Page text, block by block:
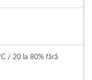
/ 20 la 80% fără